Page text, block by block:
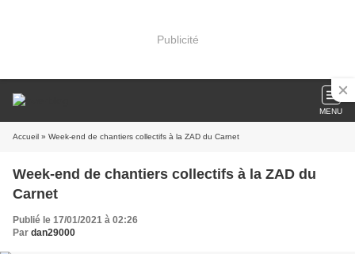
Publicité
MENU
Accueil » Week-end de chantiers collectifs à la ZAD du Carnet
Week-end de chantiers collectifs à la ZAD du
Carnet
Publié le 17/01/2021 à 02:26
Par dan29000